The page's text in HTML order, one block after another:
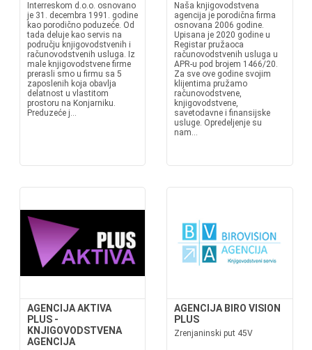
Interreskom d.o.o. osnovano
je 31. decembra 1991. godine
kao porodično poduzeće. Od
tada deluje kao servis na
području knjigovodstvenih i
računovodstvenih usluga. Iz
male knjigovodstvene firme
prerasli smo u firmu sa 5
zaposlenih koja obavlja
delatnost u vlastitom
prostoru na Konjarniku.
Preduzeće j...
Naša knjigovodstvena
agencija je porodična firma
osnovana 2006 godine.
Upisana je 2020 godine u
Registar pružaoca
računovodstvenih usluga u
APR-u pod brojem 1466/20.
Za sve ove godine svojim
klijentima pružamo
računovodstvene,
knjigovodstvene,
savetodavne i finansijske
usluge. Opredeljenje su
nam...
AGENCIJA AKTIVA
PLUS -
KNJIGOVODSTVENA
AGENCIJA
AGENCIJA BIRO VISION
PLUS
Zrenjaninski put 45V